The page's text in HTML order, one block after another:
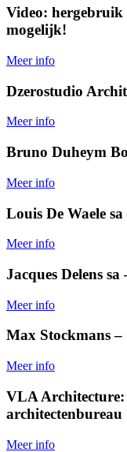
Video: hergebruik
mogelijk!
Meer info
Dzerostudio
Meer info
Bruno Duheym
Meer info
Louis De Waele
Meer info
Jacques Delens
Meer info
Max Stockmans –
Meer info
VLA
architectenbureau
Meer info